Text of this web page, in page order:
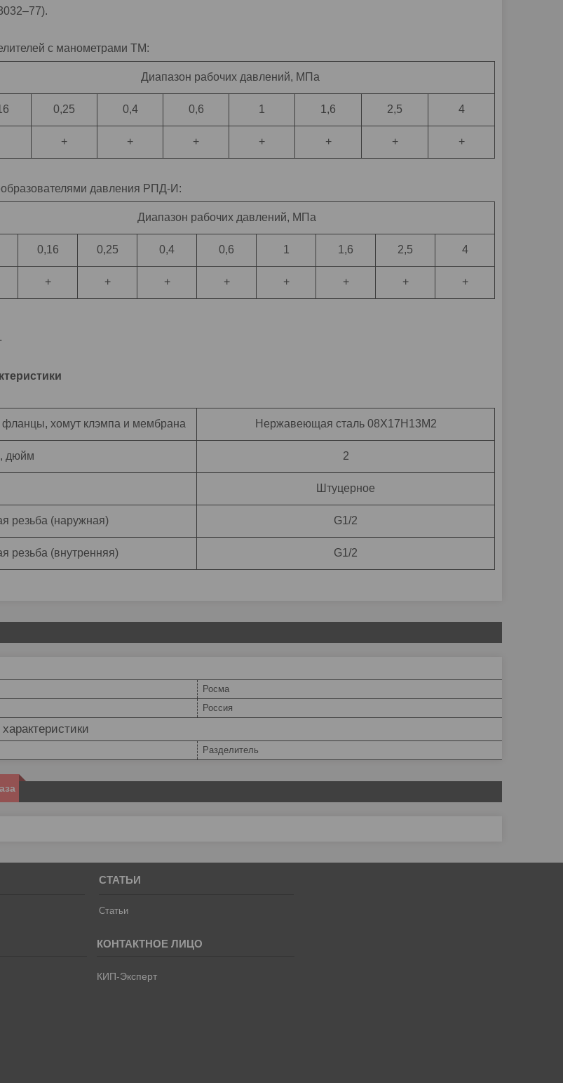
с манометрами ТМ:
Диапазон рабочих давлений, МПа
0,25 0,4 0,6 1 1,6 2,5 4
+ + + + + + +
давления РПД-И:
Диапазон рабочих давлений, МПа
0,16 0,25 0,4 0,6 1 1,6 2,5 4
+ + + + + + + +
хомут клэмпа и мембрана Нержавеющая сталь 08Х17Н13М2
дюйм 2
Штуцерное
резьба (наружная) G1/2
резьба (внутренняя) G1/2
Росма
Россия
Разделитель
СТАТЬИ
Статьи
КИП-Эксперт